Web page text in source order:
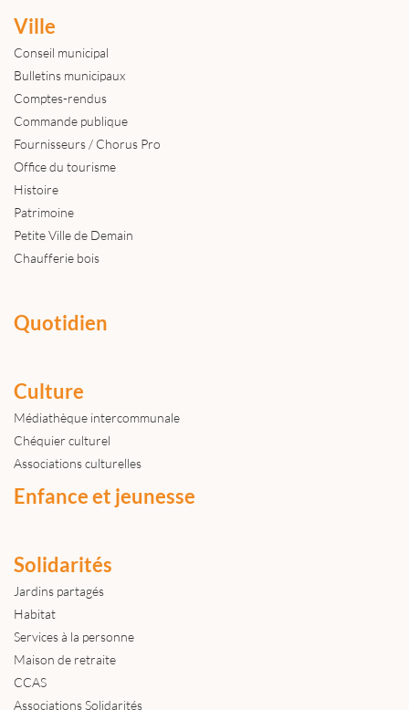
Ville
Conseil municipal
Bulletins municipaux
Comptes-rendus
Commande publique
Fournisseurs / Chorus Pro
Office du tourisme
Histoire
Patrimoine
Petite Ville de Demain
Chaufferie bois
Quotidien
Culture
Médiathèque intercommunale
Chéquier culturel
Associations culturelles
Enfance et jeunesse
Solidarités
Jardins partagés
Habitat
Services à la personne
Maison de retraite
CCAS
Associations Solidarités